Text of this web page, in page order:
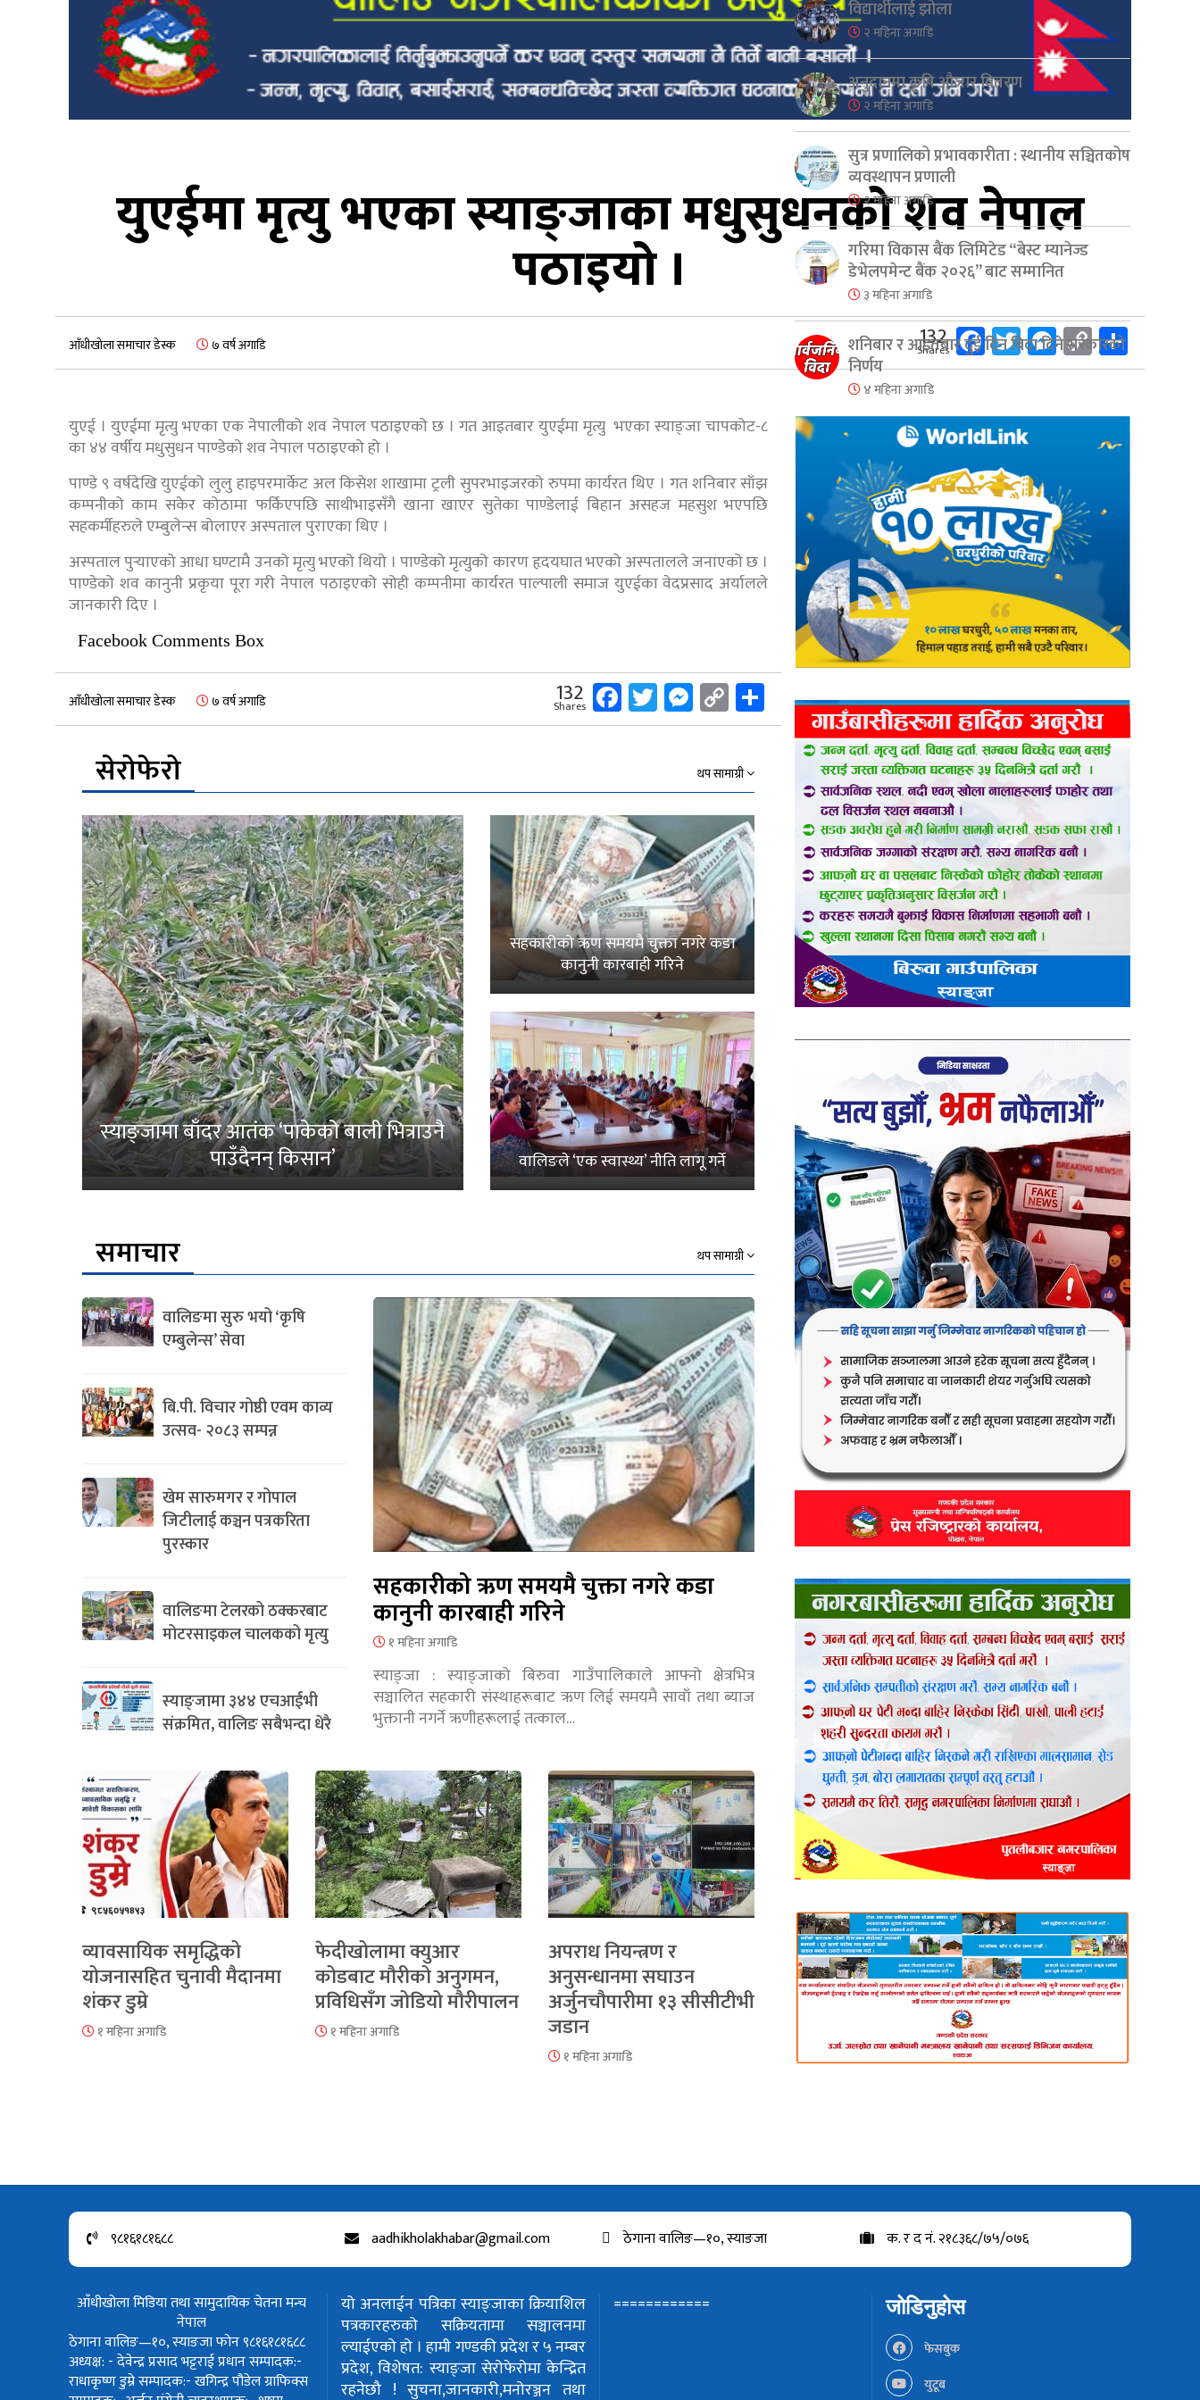
युएईमा मृत्यु भएका स्याङ्जाका मधुसुधनको शव नेपाल
पठाइयो ।
आँधीखोला समाचार डेस्क ७ वर्ष अगाडि 132
Shares Facebook
Twitter
Messenger
Copy
Link
युएई । युएईमा मृत्यु भएका एक नेपालीको शव नेपाल पठाइएको छ । गत आइतबार युएईमा मृत्यु भएका स्याङ्जा चापकोट-८
का ४४ वर्षीय मधुसुधन पाण्डेको शव नेपाल पठाइएको हो ।
पाण्डे ९ वर्षदेखि युएईको लुलु हाइपरमार्केट अल किसेश शाखामा ट्रली सुपरभाइजरको रुपमा कार्यरत थिए । गत शनिबार साँझ
कम्पनीको काम सकेर कोठामा फर्किएपछि साथीभाइसँगै खाना खाएर सुतेका पाण्डेलाई बिहान असहज महसुश भएपछि
सहकर्मीहरुले एम्बुलेन्स बोलाएर अस्पताल पुराएका थिए ।
अस्पताल पुर्‍याएको आधा घण्टामै उनको मृत्यु भएको थियो । पाण्डेको मृत्युको कारण हृदयघात भएको अस्पतालले जनाएको छ ।
पाण्डेको शव कानुनी प्रकृया पूरा गरी नेपाल पठाइएको सोही कम्पनीमा कार्यरत पाल्पाली समाज युएईका वेदप्रसाद अर्यालले
जानकारी दिए ।
Facebook Comments Box
आँधीखोला समाचार डेस्क ७ वर्ष अगाडि 132
Shares Facebook
Twitter
Messenger
Copy
Link
Share
सेरोफेरो
थप सामाग्री
स्याङ्जामा बाँदर आतंक ‘पाकेको बाली भित्राउनै
पाउँदैनन् किसान’
सहकारीको ऋण समयमै चुक्ता नगरे कडा
कानुनी कारबाही गरिने
वालिङले ‘एक स्वास्थ्य’ नीति लागू गर्ने
समाचार थप सामाग्री
वालिङमा सुरु भयो ‘कृषि
एम्बुलेन्स’ सेवा
बि.पी. विचार गोष्ठी एवम काव्य
उत्सव- २०८३ सम्पन्न
खेम सारुमगर र गोपाल
जिटीलाई कञ्चन पत्रकरिता
पुरस्कार
वालिङमा टेलरको ठक्करबाट
मोटरसाइकल चालकको मृत्यु
स्याङ्जामा ३४४ एचआईभी
संक्रमित, वालिङ सबैभन्दा धेरै
सहकारीको ऋण समयमै चुक्ता नगरे कडा
कानुनी कारबाही गरिने
१ महिना अगाडि
स्याङ्जा : स्याङ्जाको बिरुवा गाउँपालिकाले आफ्नो क्षेत्रभित्र
सञ्चालित सहकारी संस्थाहरूबाट ऋण लिई समयमै सावाँ तथा ब्याज
भुक्तानी नगर्ने ऋणीहरूलाई तत्काल…
व्यावसायिक समृद्धिको
योजनासहित चुनावी मैदानमा
शंकर डुम्रे
१ महिना अगाडि
फेदीखोलामा क्युआर
कोडबाट मौरीको अनुगमन,
प्रविधिसँग जोडियो मौरीपालन
१ महिना अगाडि
अपराध नियन्त्रण र
अनुसन्धानमा सघाउन
अर्जुनचौपारीमा १३ सीसीटीभी
जडान
१ महिना अगाडि
विद्यार्थीलाई झोला
२ महिना अगाडि
अनुदानमा कृषि औजार वितरण
२ महिना अगाडि
सुत्र प्रणालिको प्रभावकारीता : स्थानीय सञ्चितकोष
व्यवस्थापन प्रणाली
२ महिना अगाडि
गरिमा विकास बैंक लिमिटेड “बेस्ट म्यानेज्ड
डेभेलपमेन्ट बैंक २०२६” बाट सम्मानित
३ महिना अगाडि
शनिबार र आइतबार दुई दिन बिदा दिने सरकारको
निर्णय
४ महिना अगाडि
९८१६१८१६८८ aadhikholakhabar@gmail.com ठेगाना वालिङ—१०, स्याङजा क. र द नं. २१८३६८/७५/०७६
आँधीखोला मिडिया तथा सामुदायिक चेतना मन्च
नेपाल
ठेगाना वालिङ—१०, स्याङजा फोन ९८१६१८१६८८
अध्यक्ष: - देवेन्द्र प्रसाद भट्टराईप्रधान सम्पादक:-
राधाकृष्ण डुम्रेसम्पादक:- खगिन्द्र पौडेलग्राफिक्स
यो अनलाईन पत्रिका स्याङ्जाका क्रियाशिल
पत्रकारहरुको सक्रियतामा सञ्चालनमा
ल्याईएको हो । हामी गण्डकी प्रदेश र ५ नम्बर
प्रदेश, विशेषत: स्याङ्जा सेरोफेरोमा केन्द्रित
रहनेछौ !सुचना,जानकारी,मनोरञ्जन तथा
============ जोडिनुहोस
फेसबुक
युटूब